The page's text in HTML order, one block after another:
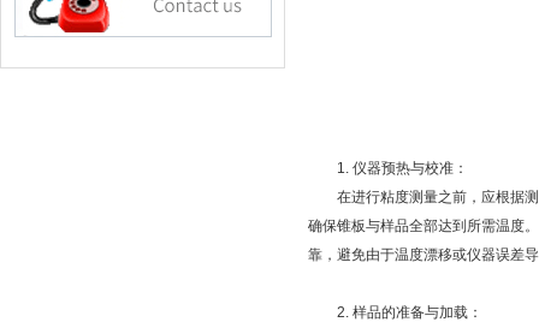
1. 仪器预热与校准：
在进行粘度测量之前，应根据测
确保锥板与样品全部达到所需温度
靠，避免由于温度漂移或仪器误差
2. 样品的准备与加载：